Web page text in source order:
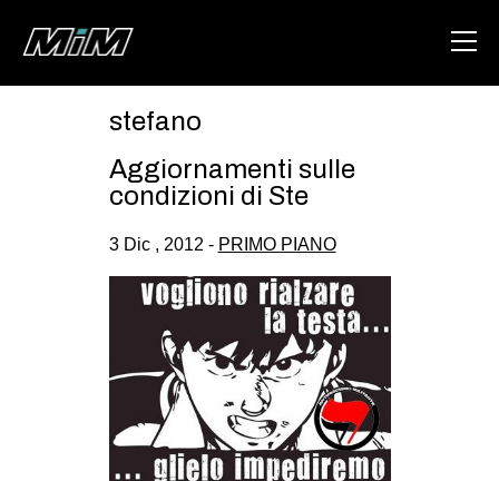
ABOUT
AREA
DEGENERAZIONE
GAZA FREESTYLE
CSOA LAMBRETTA
MSM
STUDENTI TSUNAMI
ZAM
stefano
Aggiornamenti sulle
condizioni di Ste
3 Dic , 2012 - PRIMO PIANO